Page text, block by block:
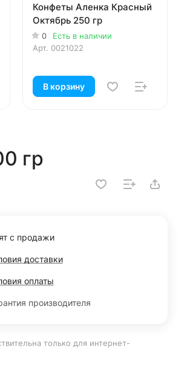
Конфеты Аленка Красный
Октябрь 250 гр
0
Есть в наличии
Арт. 0021022
В корзину
гр
с продажи
доставки
оплаты
производителя
только для интернет-